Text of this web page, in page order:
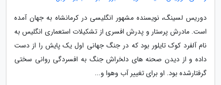
دوریس لسینگ، نویسنده مشهور انگلیسی در کرمانشاه به جهان آمده
است. مادرش پرستار و پدرش افسری از تشکیلات استعماری انگلیس به
نام آلفرد کوک تایلور بود که در جنگ جهانی اول یک پایش را از دست
داده و از دیدن صحنه های دلخراش جنگ به افسردگی روانی سختی
گرفتارشده بود. او برای تغییر آب وهوا و...